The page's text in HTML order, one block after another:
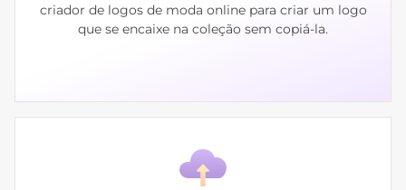
criador de logos de moda online para criar um logo
que se encaixe na coleção sem copiá-la.